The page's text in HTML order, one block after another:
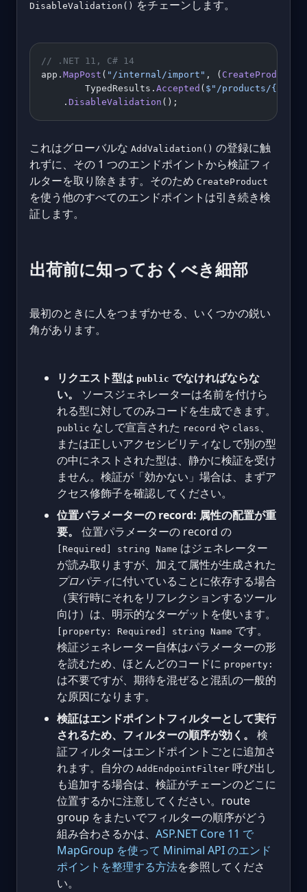
DisableValidation() をチェーンします。
// .NET 11, C# 14
app. MapPost ( "/internal/import" , ( CreateProduct
        TypedResults.
Accepted ( $"/products/{
    .
DisableValidation ();
これはグローバルな AddValidation() の登録に触
れずに、その 1 つのエンドポイントから検証フィ
ルターを取り除きます。そのため CreateProduct
を使う他のすべてのエンドポイントは引き続き検
証します。
出荷前に知っておくべき細部
最初のときに人をつまずかせる、いくつかの鋭い
角があります。
リクエスト型は public でなければならな
い。
ソースジェネレーターは名前を付けら
れる型に対してのみコードを生成できます。
public なしで宣言された record や class 、
または正しいアクセシビリティなしで別の型
の中にネストされた型は、静かに検証を受け
ません。検証が「効かない」場合は、まずア
クセス修飾子を確認してください。
位置パラメーターの record: 属性の配置が重
要。
位置パラメーターの record の
[Required] string Name はジェネレーター
が読み取りますが、加えて属性が生成された
プロパティに付いていることに依存する場合
（実行時にそれをリフレクションするツール
向け）は、明示的なターゲットを使います。
[property: Required] string Name です。
検証ジェネレーター自体はパラメーターの形
を読むため、ほとんどのコードに property:
は不要ですが、期待を混ぜると混乱の一般的
な原因になります。
検証はエンドポイントフィルターとして実行
されるため、フィルターの順序が効く。
検
証フィルターはエンドポイントごとに追加さ
れます。自分の AddEndpointFilter 呼び出し
も追加する場合は、検証がチェーンのどこに
位置するかに注意してください。route
group をまたいでフィルターの順序がどう
組み合わさるかは、 ASP.NET Core 11 で
MapGroup を使って Minimal API のエンド
ポイントを整理する方法を参照してくださ
い。